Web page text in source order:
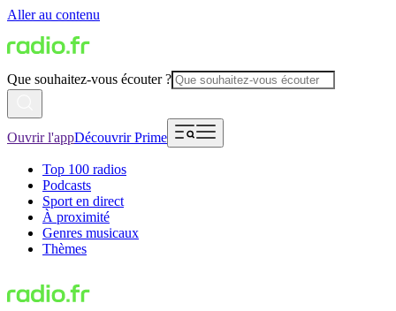
Aller au contenu
Que souhaitez-vous écouter ?
Ouvrir l'appDécouvrir Prime
Top 100 radios
Podcasts
Sport en direct
À proximité
Genres musicaux
Thèmes